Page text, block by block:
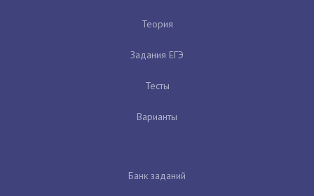
Теория
Задания ЕГЭ
Тесты
Варианты
Банк заданий